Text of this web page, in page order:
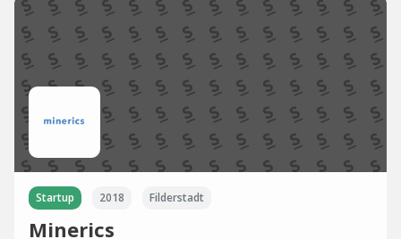
Startup 2018 Filderstadt
Minerics